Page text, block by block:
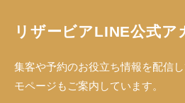
リザービアLINE公式ア
集客や予約のお役立ち情報を配信
モページもご案内しています。